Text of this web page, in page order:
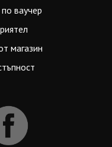
ваучер
магазин